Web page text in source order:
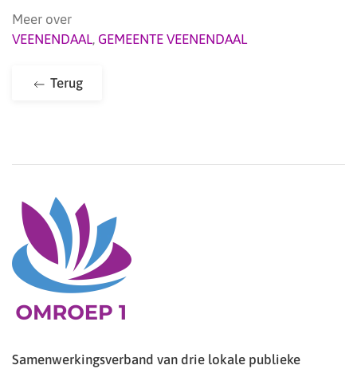
Meer over
VEENENDAAL, GEMEENTE VEENENDAAL
Terug
Samenwerkingsverband van drie lokale publieke